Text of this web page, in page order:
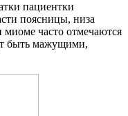
пациентки
поясницы, низа
часто отмечаются
быть мажущими,